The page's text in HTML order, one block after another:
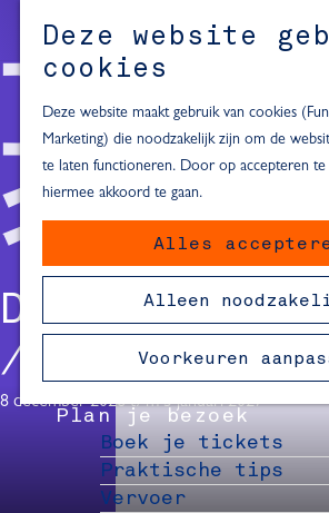
Deze website
cookies
Deze website maakt gebruik van cookies
Marketing) die noodzakelijk zijn om de
te laten functioneren. Door op accepteren te
hiermee akkoord te gaan.
Alles
Alleen
Voorkeuren
M
e
n
u
Inspiratie voor
Dagje naar het
Fietsen in de
Must-see
van Delft
Blijven slapen
24 uur in Delft
48 uur in Delft
72 uur in Delft
Plan je bezoek
Boek je tickets
Praktische tips
Vervoer
DELFT
8 december 2026 t/m 3 januari 2027